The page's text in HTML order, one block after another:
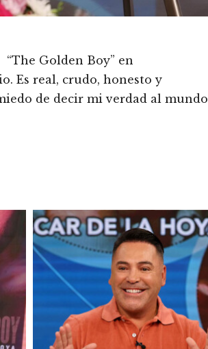
Golden Boy” en
Es real, crudo, honesto y
de decir mi verdad al mundo